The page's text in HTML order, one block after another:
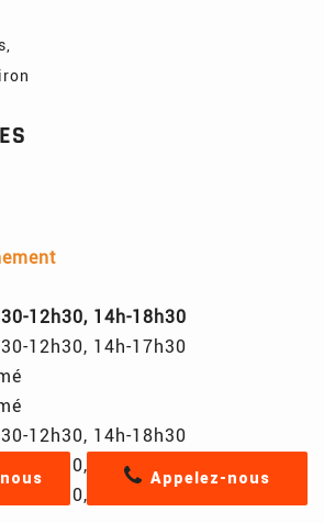
,
12h30, 14h-18h30
12h30, 14h-17h30
12h30, 14h-18h30
12h30, 14h-18h30
12h30, 14h-18h30
Appelez-nous